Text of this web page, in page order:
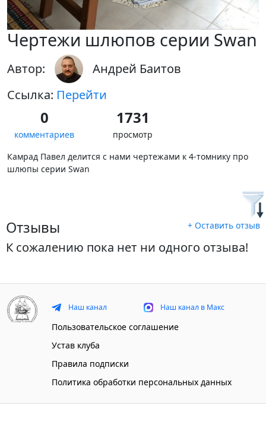
Чертежи шлюпов серии Swan
Автор:
Андрей Баитов
Ссылка: Перейти
0
комментариев
1731
просмотр
Камрад Павел делится с нами чертежами к 4-томнику про
шлюпы серии Swan
Отзывы + Оставить отзыв
К сожалению пока нет ни одного отзыва!
Наш канал Наш канал в Макс
Пользовательское соглашение
Устав клуба
Правила подписки
Политика обработки персональных данных